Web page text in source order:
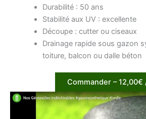
Durabilité : 50 ans
Stabilité aux UV : excellente
Découpe : cutter ou ciseaux
Drainage rapide sous gazon
toiture, balcon ou dalle béton
Commander – 12,00€